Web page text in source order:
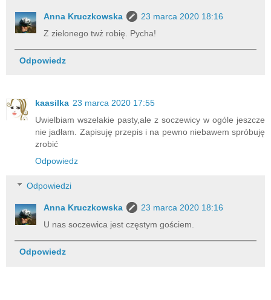
Anna Kruczkowska
23 marca 2020 18:16
Z zielonego twż robię. Pycha!
Odpowiedz
kaasilka 23 marca 2020 17:55
Uwielbiam wszelakie pasty,ale z soczewicy w ogóle jeszcze
nie jadłam. Zapisuję przepis i na pewno niebawem spróbuję
zrobić
Odpowiedz
Odpowiedzi
Anna Kruczkowska
23 marca 2020 18:16
U nas soczewica jest częstym gościem.
Odpowiedz